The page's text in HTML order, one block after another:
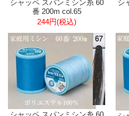
シャッペ スパンミシン糸 60
番 200m col.65
244円(税込)
シ
シャッペ スパンミシン糸 60